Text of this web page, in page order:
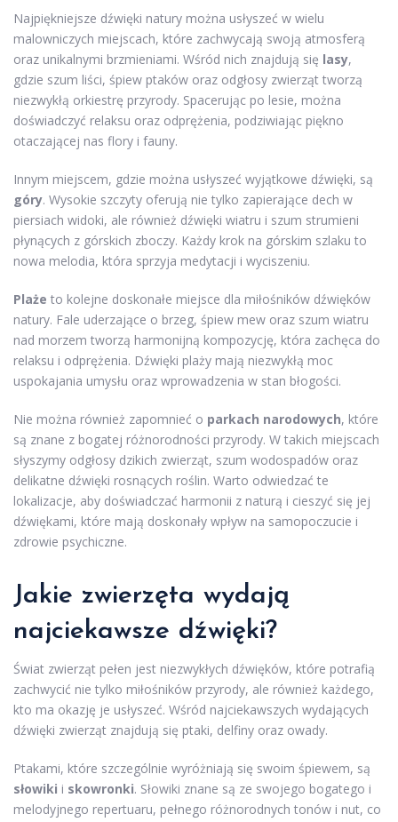
Najpiękniejsze dźwięki natury można usłyszeć w wielu
malowniczych miejscach, które zachwycają swoją atmosferą
oraz unikalnymi brzmieniami. Wśród nich znajdują się lasy,
gdzie szum liści, śpiew ptaków oraz odgłosy zwierząt tworzą
niezwykłą orkiestrę przyrody. Spacerując po lesie, można
doświadczyć relaksu oraz odprężenia, podziwiając piękno
otaczającej nas flory i fauny.
Innym miejscem, gdzie można usłyszeć wyjątkowe dźwięki, są
góry. Wysokie szczyty oferują nie tylko zapierające dech w
piersiach widoki, ale również dźwięki wiatru i szum strumieni
płynących z górskich zboczy. Każdy krok na górskim szlaku to
nowa melodia, która sprzyja medytacji i wyciszeniu.
Plaże to kolejne doskonałe miejsce dla miłośników dźwięków
natury. Fale uderzające o brzeg, śpiew mew oraz szum wiatru
nad morzem tworzą harmonijną kompozycję, która zachęca do
relaksu i odprężenia. Dźwięki plaży mają niezwykłą moc
uspokajania umysłu oraz wprowadzenia w stan błogości.
Nie można również zapomnieć o parkach narodowych, które
są znane z bogatej różnorodności przyrody. W takich miejscach
słyszymy odgłosy dzikich zwierząt, szum wodospadów oraz
delikatne dźwięki rosnących roślin. Warto odwiedzać te
lokalizacje, aby doświadczać harmonii z naturą i cieszyć się jej
dźwiękami, które mają doskonały wpływ na samopoczucie i
zdrowie psychiczne.
Jakie zwierzęta wydają
najciekawsze dźwięki?
Świat zwierząt pełen jest niezwykłych dźwięków, które potrafią
zachwycić nie tylko miłośników przyrody, ale również każdego,
kto ma okazję je usłyszeć. Wśród najciekawszych wydających
dźwięki zwierząt znajdują się ptaki, delfiny oraz owady.
Ptakami, które szczególnie wyróżniają się swoim śpiewem, są
słowiki i skowronki. Słowiki znane są ze swojego bogatego i
melodyjnego repertuaru, pełnego różnorodnych tonów i nut, co